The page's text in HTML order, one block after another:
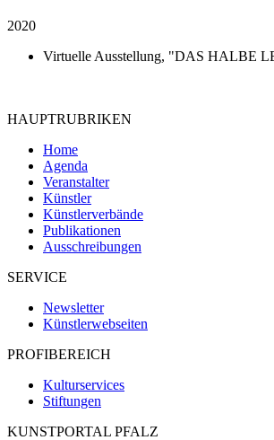
2020
Virtuelle Ausstellung, "DAS HALBE
HAUPTRUBRIKEN
Home
Agenda
Veranstalter
Künstler
Künstlerverbände
Publikationen
Ausschreibungen
SERVICE
Newsletter
Künstlerwebseiten
PROFIBEREICH
Kulturservices
Stiftungen
KUNSTPORTAL PFALZ